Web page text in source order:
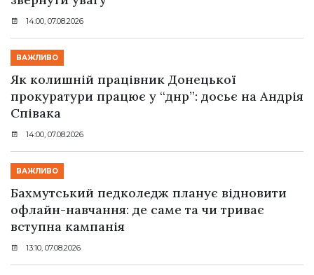
14:00, 07.08.2026
ВАЖЛИВО
Як колишній працівник Донецької
прокуратури працює у “днр”: досьє на Андрія
Співака
14:00, 07.08.2026
ВАЖЛИВО
Бахмутський педколедж планує відновити
офлайн-навчання: де саме та чи триває
вступна кампанія
13:10, 07.08.2026